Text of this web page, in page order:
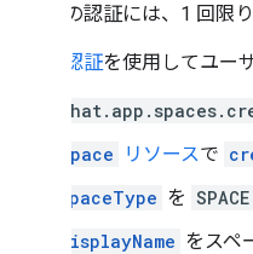
アプリの認証には、1 回限
アプリ認証を使用してユー
Space
リソースで
spaceType を SPACE
displayName をスペ